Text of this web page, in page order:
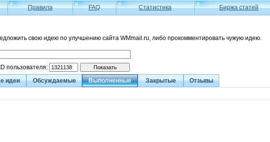
Правила FAQ Статистика Биржа статей
свою идею по улучшению сайта WMmail.ru, либо прокомментировать чужую идею.
ID пользователя:
идеи Обсуждаемые Выполненные Закрытые
Отзывы